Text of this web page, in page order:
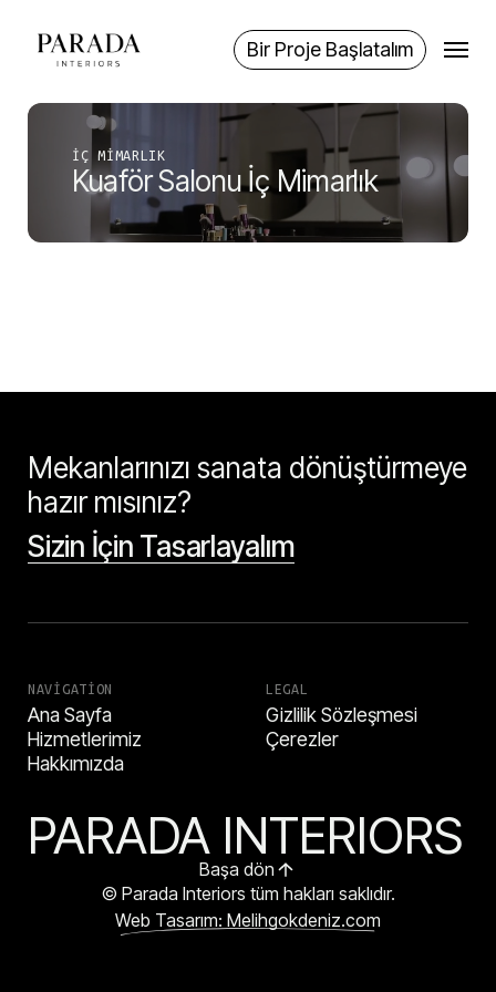
content
Bir Proje Başlatalım
Menu
İÇ MIMARLIK
Kuaför Salonu İç Mimarlık
Mekanlarınızı sanata dönüştürmeye
hazır mısınız?
Sizin İçin Tasarlayalım
NAVIGATION
Ana Sayfa
Hizmetlerimiz
Hakkımızda
LEGAL
Gizlilik Sözleşmesi
Çerezler
PARADA INTERIORS
Başa dön
© Parada Interiors tüm hakları saklıdır.
Web Tasarım: Melihgokdeniz.com